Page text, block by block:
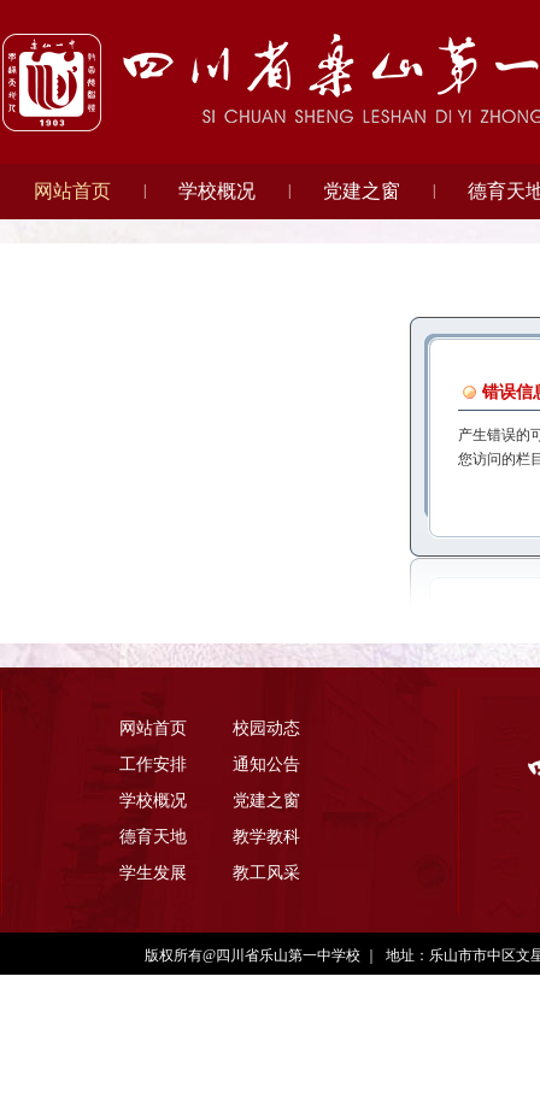
网站首页 学校概况 党建之窗 德育天
错误信
产生错误的
您访问的栏
网站首页
校园动态
工作安排
通知公告
学校概况
党建之窗
德育天地
教学教科
学生发展
教工风采
版权所有@四川省乐山第一中学校 地址：乐山市市中区文